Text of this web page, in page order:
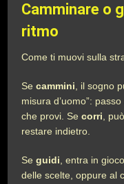
Camminare o
ritmo
Come ti muovi sulla
Secammini , il sogno
misura d’uomo”:
che provi. Secorri ,
restare indietro.
Seguidi , entra in
delle scelte, oppure al